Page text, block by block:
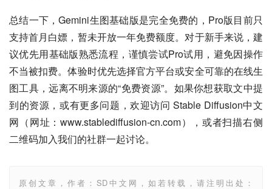
总结一下，Gemini生图基础版是完全免费的，Pro版目前只
支持首月白嫖，暂未开放一年免费额度。对于新手来说，建
议优先用基础版熟悉流程，谨慎尝试Pro试用，避免因操作
不当被扣费。体验时优先选择官方平台或安全可靠的在线生
图工具，远离不明来源的“免费资源”。如果你想获取文中提
到的资源，或有更多问题，欢迎访问 Stable Diffusion中文
网（网址：www.stablediffusion-cn.com），或者扫描右侧
二维码加入我们的社群一起讨论。
原创文章，作者：SD中文网，如若转载，请注明出处：